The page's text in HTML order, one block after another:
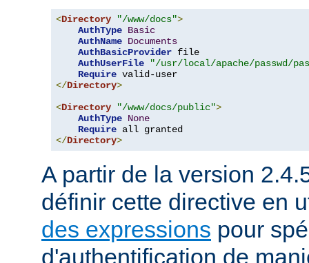
<Directory "/www/docs">
AuthType Basic
AuthName Documents
AuthBasicProvider file
AuthUserFile
"/usr/local/apache/passwd/
Require
</Directory>
<Directory "/www/docs/public">
AuthType None
Require
</Directory>
A partir de la version
définir cette directive en
des expressions pour
d'authentification de